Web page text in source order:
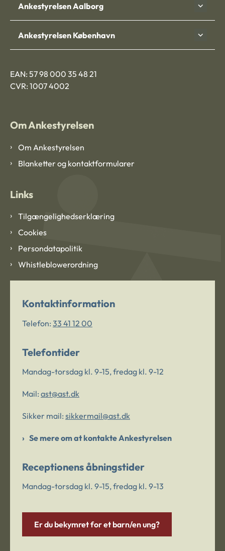
Ankestyrelsen Aalborg
Ankestyrelsen København
EAN: 57 98 000 35 48 21
CVR: 1007 4002
Om Ankestyrelsen
Om Ankestyrelsen
Blanketter og kontaktformularer
Links
Tilgængelighedserklæring
Cookies
Persondatapolitik
Whistleblowerordning
Kontaktinformation
Telefon: 33 41 12 00
Telefontider
Mandag-torsdag kl. 9-15, fredag kl. 9-12
Mail: ast@ast.dk
Sikker mail: sikkermail@ast.dk
Se mere om at kontakte Ankestyrelsen
Receptionens åbningstider
Mandag-torsdag kl. 9-15, fredag kl. 9-13
Er du bekymret for et barn/en ung?